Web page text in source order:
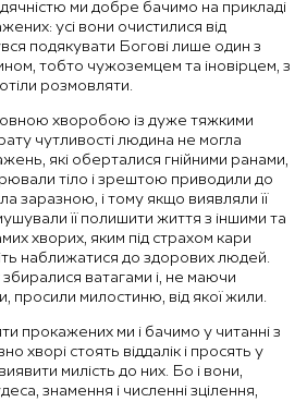
ми добре бачимо на прикладі
усі вони очистилися від
подякувати Богові лише один з
тобто чужоземцем та іновірцем, з
розмовляти.
хворобою із дуже тяжкими
чутливості людина не могла
які оберталися гнійними ранами,
тіло і зрештою приводили до
заразною, і тому якщо виявляли її
її полишити життя з іншими та
хворих, яким під страхом кари
наближатися до здорових людей.
збиралися ватагами і, не маючи
просили милостиню, від якої жили.
прокажених ми і бачимо у читанні з
хворі стоять віддалік і просять у
милість до них. Бо і вони,
знамення і численні зцілення,